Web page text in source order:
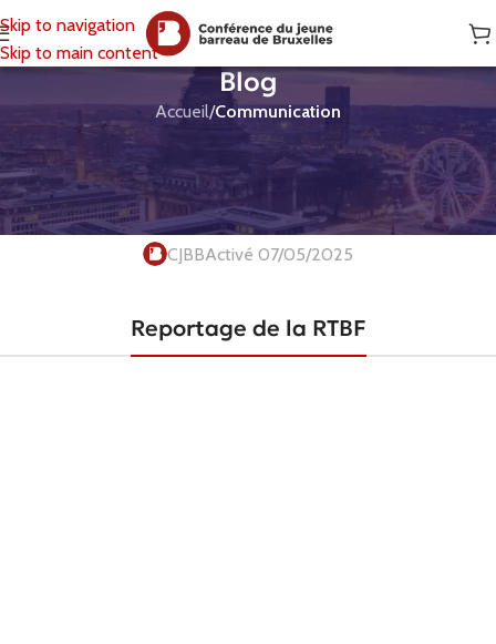
Skip to navigation
Skip to main content
Blog
Accueil/Communication
Retour sur la Clinique Juridique
2025
CJBBActivé 07/05/2025
Reportage de la RTBF